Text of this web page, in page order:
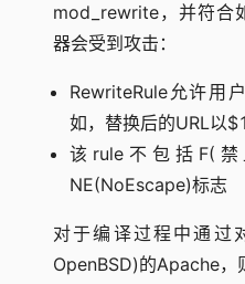
mod_rewrite，并符合
器会受到攻击：
RewriteRule允许用
如，替换后的URL以
该rule不包括F(
NE(NoEscape)标志
对于编译过程中通过
OpenBSD)的Apache，